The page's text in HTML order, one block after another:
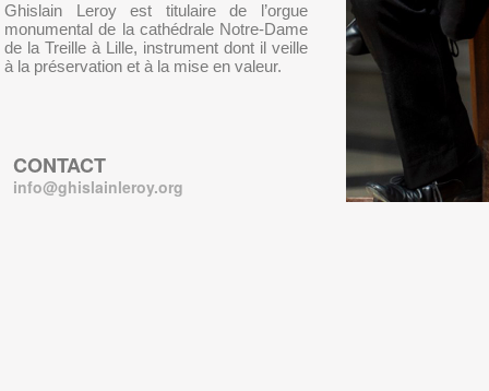
Ghislain Leroy est titulaire de l’orgue
monumental de la cathédrale Notre-Dame
de la Treille à Lille, instrument dont il veille
à la préservation et à la mise en valeur.
CONTACT
info@ghislainleroy.org